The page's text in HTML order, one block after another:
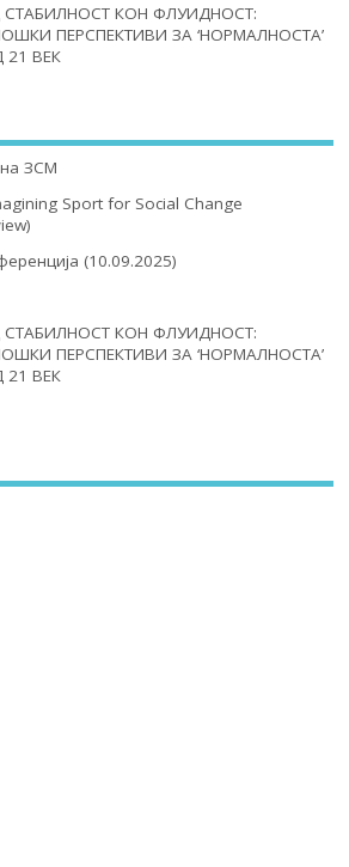
СТАБИЛНОСТ КОН ФЛУИДНОСТ:
ПЕРСПЕКТИВИ ЗА ‘НОРМАЛНОСТА’
ВЕК
ЗСМ
Sport for Social Change
(10.09.2025)
СТАБИЛНОСТ КОН ФЛУИДНОСТ:
ПЕРСПЕКТИВИ ЗА ‘НОРМАЛНОСТА’
ВЕК